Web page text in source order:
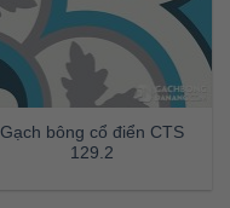
Gạch bông cổ điển CTS
129.2